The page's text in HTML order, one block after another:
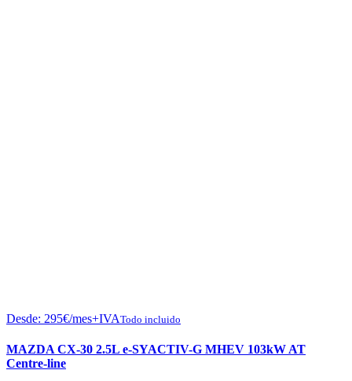
Desde: 295€/mes+IVATodo incluido
MAZDA CX-30 2.5L e-SYACTIV-G MHEV 103kW AT
Centre-line